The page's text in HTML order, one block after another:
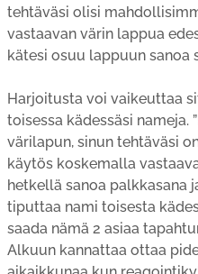
tehtäväsi olisi
vastaavan värin lappua
kätesi osuu lappuun sanoa
Harjoitusta voi vaikeuttaa
toisessa kädessäsi nameja.
värilapun, sinun tehtäväsi
käytös koskemalla
hetkellä sanoa palkkasana
tiputtaa nami toisesta
saada nämä 2 asiaa
Alkuun kannattaa ottaa